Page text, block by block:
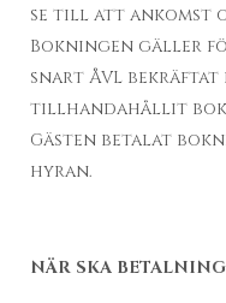
se till att ankomst
Bokningen gäller
snart ÅVL bekräftat
tillhandahållit
Gästen betalat
hyran.
NÄR SKA BETALNING